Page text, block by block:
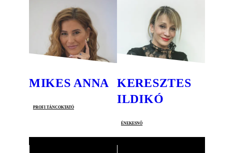
MIKES ANNA
profi táncoktató
KERESZTES
ILDIKÓ
énekesnő